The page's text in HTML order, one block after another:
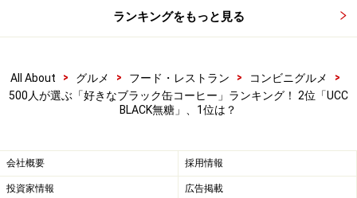
ランキングをもっと見る
All About > グルメ > フード・レストラン > コンビニグルメ
>
500人が選ぶ「好きなブラック缶コーヒー」ランキング！ 2位「UCC
BLACK無糖」、1位は？
会社概要 採用情報
投資家情報 広告掲載